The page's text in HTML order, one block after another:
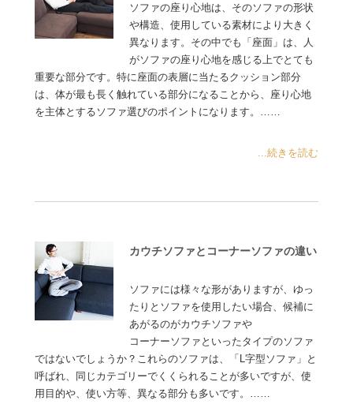
ソファの座り心地は、そのソファの形状
や構造、使用している素材により大きく
異なります。その中でも「座面」は、人
がソファの座り心地を感じる上でとても
重要な部分です。特に座面の表層に当たるクッション部分
は、体が最も長く触れている部分になることから、座り心地
を主体とするソファ選びのポイントになります。……
...続きを読む
カウチソファとコーナーソファの違い
ソファには様々な形がありますが、ゆっ
たりとソファを使用したい場合、候補に
あがるのがカウチソファや
コーナーソファといったタイプのソファ
ではないでしょうか？これらのソファは、「L字型ソファ」と
呼ばれ、同じカテゴリーでくくられることが多いですが、使
用目的や、使い方等、異なる部分も多いです。……